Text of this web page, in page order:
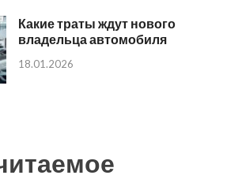
Какие траты ждут нового
владельца автомобиля
18.01.2026